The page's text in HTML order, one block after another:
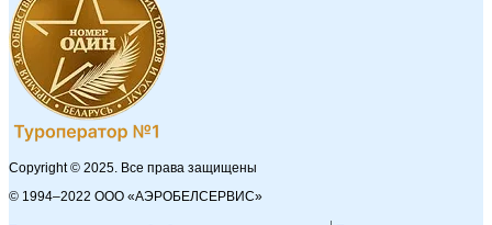
Copyright © 2025. Все права защищены
© 1994–2022 ООО «АЭРОБЕЛСЕРВИС»